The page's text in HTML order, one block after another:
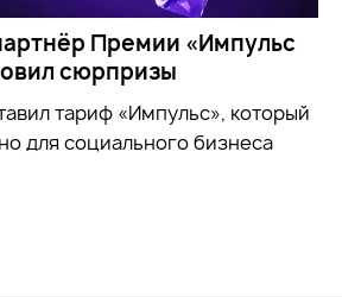
Премии «Импульс
сюрпризы
тариф «Импульс», который
для социального бизнеса